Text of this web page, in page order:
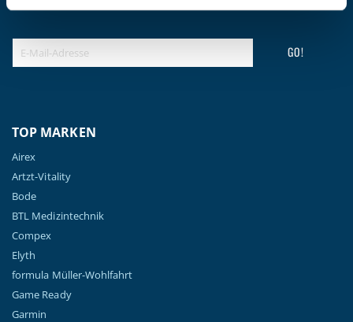
GO!
TOP MARKEN
Airex
Artzt-Vitality
Bode
BTL Medizintechnik
Compex
Elyth
formula Müller-Wohlfahrt
Game Ready
Garmin